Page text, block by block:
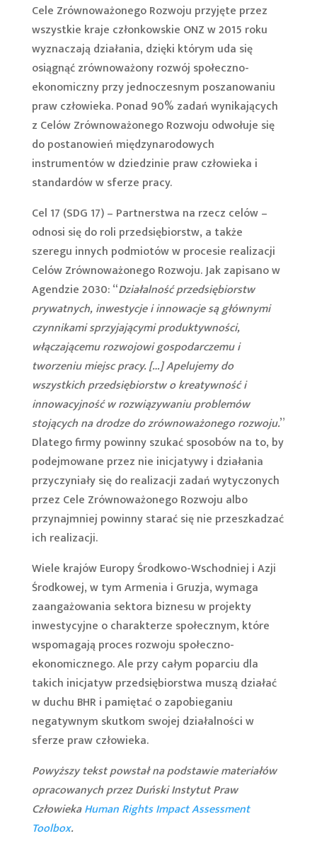
Cele Zrównoważonego Rozwoju przyjęte przez
wszystkie kraje członkowskie ONZ w 2015 roku
wyznaczają działania, dzięki którym uda się
osiągnąć zrównoważony rozwój społeczno-
ekonomiczny przy jednoczesnym poszanowaniu
praw człowieka. Ponad 90% zadań wynikających
z Celów Zrównoważonego Rozwoju odwołuje się
do postanowień międzynarodowych
instrumentów w dziedzinie praw człowieka i
standardów w sferze pracy.
Cel 17 (SDG 17) – Partnerstwa na rzecz celów –
odnosi się do roli przedsiębiorstw, a także
szeregu innych podmiotów w procesie realizacji
Celów Zrównoważonego Rozwoju. Jak zapisano w
Agendzie 2030: “Działalność przedsiębiorstw
prywatnych, inwestycje i innowacje są głównymi
czynnikami sprzyjającymi produktywności,
włączającemu rozwojowi gospodarczemu i
tworzeniu miejsc pracy. […] Apelujemy do
wszystkich przedsiębiorstw o kreatywność i
innowacyjność w rozwiązywaniu problemów
stojących na drodze do zrównoważonego rozwoju.”
Dlatego firmy powinny szukać sposobów na to, by
podejmowane przez nie inicjatywy i działania
przyczyniały się do realizacji zadań wytyczonych
przez Cele Zrównoważonego Rozwoju albo
przynajmniej powinny starać się nie przeszkadzać
ich realizacji.
Wiele krajów Europy Środkowo-Wschodniej i Azji
Środkowej, w tym Armenia i Gruzja, wymaga
zaangażowania sektora biznesu w projekty
inwestycyjne o charakterze społecznym, które
wspomagają proces rozwoju społeczno-
ekonomicznego. Ale przy całym poparciu dla
takich inicjatyw przedsiębiorstwa muszą działać
w duchu BHR i pamiętać o zapobieganiu
negatywnym skutkom swojej działalności w
sferze praw człowieka.
Powyższy tekst powstał na podstawie materiałów
opracowanych przez Duński Instytut Praw
CzłowiekaHuman Rights Impact Assessment
Toolbox.